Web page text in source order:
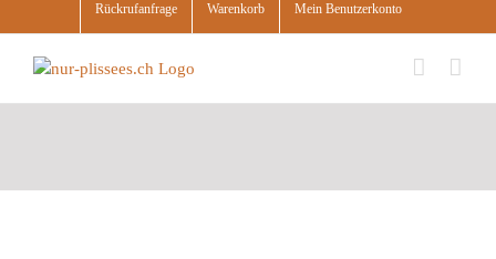
Rückrufanfrage Warenkorb Mein Benutzerkonto